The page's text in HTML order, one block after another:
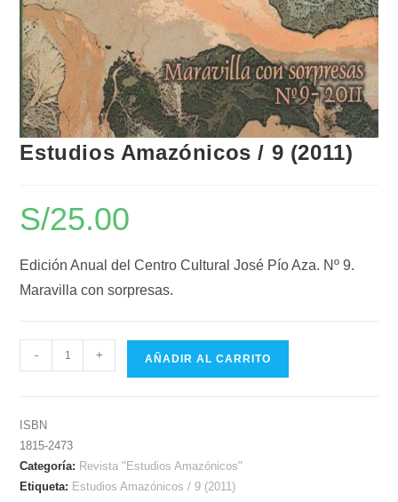
Estudios Amazónicos / 9 (2011)
S/25.00
Edición Anual del Centro Cultural José Pío Aza. Nº 9.
Maravilla con sorpresas.
- + AÑADIR AL CARRITO
ISBN
1815-2473
Categoría: Revista "Estudios Amazónicos"
Etiqueta: Estudios Amazónicos / 9 (2011)